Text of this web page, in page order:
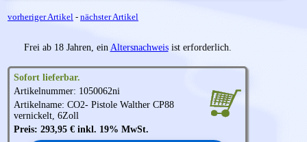
vorheriger Artikel - nächster Artikel
Frei ab 18 Jahren, ein Altersnachweisist erforderlich.
Sofort lieferbar.
Artikelnummer: 1050062ni
Artikelname: CO2- Pistole Walther CP88
vernickelt, 6Zoll
Preis: 293,95 € inkl. 19% MwSt.